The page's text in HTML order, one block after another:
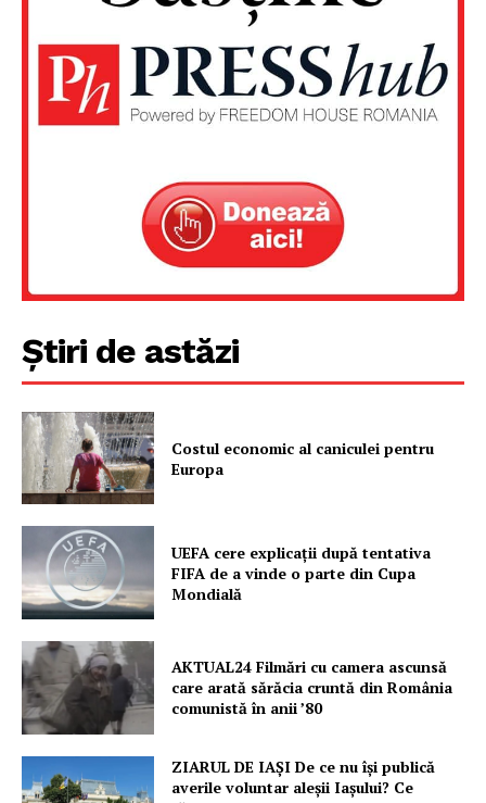
Știri de astăzi
Costul economic al caniculei pentru
Europa
UEFA cere explicații după tentativa
FIFA de a vinde o parte din Cupa
Mondială
AKTUAL24 Filmări cu camera ascunsă
care arată sărăcia cruntă din România
comunistă în anii ’80
ZIARUL DE IAȘI De ce nu își publică
averile voluntar aleșii Iașului? Ce